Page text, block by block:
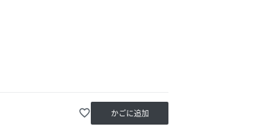
favorite_border かごに追加